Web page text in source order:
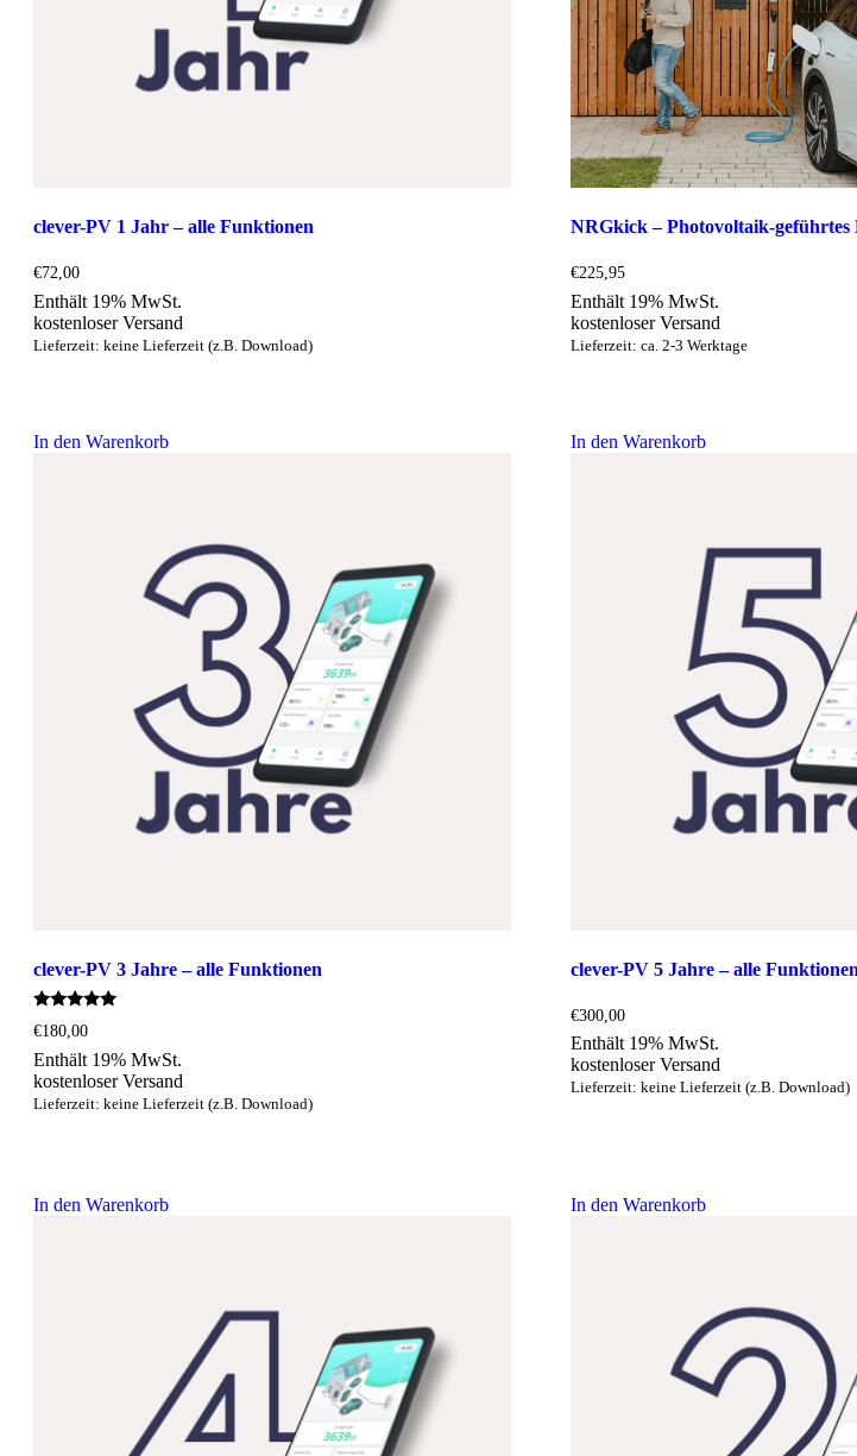
clever-PV 1 Jahr – alle Funktionen
€72,00
Enthält 19% MwSt.
kostenloser Versand
Lieferzeit: keine Lieferzeit (z.B. Download)
NRGkick – Photovoltaik-
€225,95
Enthält 19% MwSt.
kostenloser Versand
Lieferzeit: ca. 2-3 Werktage
In den Warenkorb
clever-PV 3 Jahre – alle Funktionen
Bewertet
mit
5.00
von 5
€180,00
Enthält 19% MwSt.
kostenloser Versand
Lieferzeit: keine Lieferzeit (z.B. Download)
In den Warenkorb
clever-PV 5 Jahre – alle Funktionen
€300,00
Enthält 19% MwSt.
kostenloser Versand
Lieferzeit: keine Lieferzeit (z.B. Download)
In den Warenkorb In den Warenkorb